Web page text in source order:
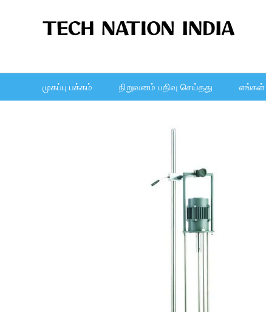
முகப்பு பக்கம் நிறுவனம் பதிவு செய்தது எங்கள்